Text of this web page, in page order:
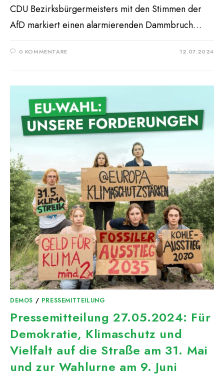
CDU Bezirksbürgermeisters mit den Stimmen der
AfD markiert einen alarmierenden Dammbruch…
0 KOMMENTARE 12.07.2024
DEMOS / PRESSEMITTEILUNG
Pressemitteilung 27.05.2024: Für
Demokratie, Klimaschutz und
Vielfalt auf die Straße am 31. Mai
und zur Wahlurne am 9. Juni